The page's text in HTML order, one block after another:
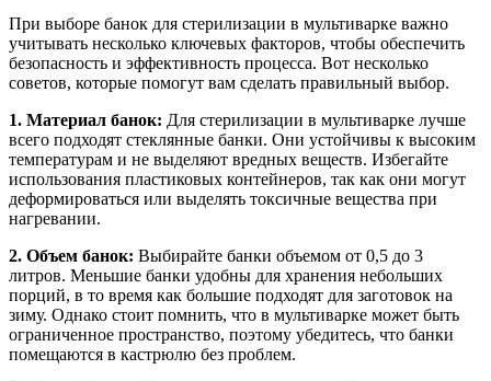
При выборе банок для стерилизации в мультиварке важно
учитывать несколько ключевых факторов, чтобы обеспечить
безопасность и эффективность процесса. Вот несколько
советов, которые помогут вам сделать правильный выбор.
1. Материал банок: Для стерилизации в мультиварке лучше
всего подходят стеклянные банки. Они устойчивы к высоким
температурам и не выделяют вредных веществ. Избегайте
использования пластиковых контейнеров, так как они могут
деформироваться или выделять токсичные вещества при
нагревании.
2. Объем банок: Выбирайте банки объемом от 0,5 до 3
литров. Меньшие банки удобны для хранения небольших
порций, в то время как большие подходят для заготовок на
зиму. Однако стоит помнить, что в мультиварке может быть
ограниченное пространство, поэтому убедитесь, что банки
помещаются в кастрюлю без проблем.